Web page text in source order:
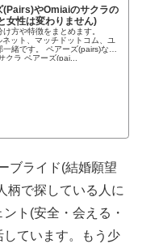
(Pairs)やOmiaiのサクラの
女性は変わりません)
方や特徴をまとめます。
ット、マッチドットコム、ユ
アーズ(pairs)など
婚活サイト/ネット婚活のサクラ ペアーズ(pai...
ブライド(結婚願望
柄で探している人に
ト(安全・会える・
ています。もう少